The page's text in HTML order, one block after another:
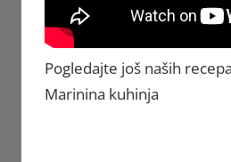
Pogledajte još naših
Marinina kuhinja